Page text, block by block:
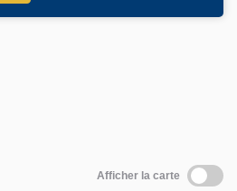
Afficher la carte